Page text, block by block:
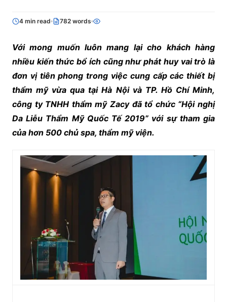
4 min read 782 words
Với mong muốn luôn mang lại cho khách hàng
nhiều kiến thức bổ ích cũng như phát huy vai trò là
đơn vị tiên phong trong việc cung cấp các thiết bị
thẩm mỹ vừa qua tại Hà Nội và TP. Hồ Chí Minh,
công ty TNHH thẩm mỹ Zacy đã tổ chức “Hội nghị
Da Liễu Thẩm Mỹ Quốc Tế 2019” với sự tham gia
của hơn 500 chủ spa, thẩm mỹ viện.